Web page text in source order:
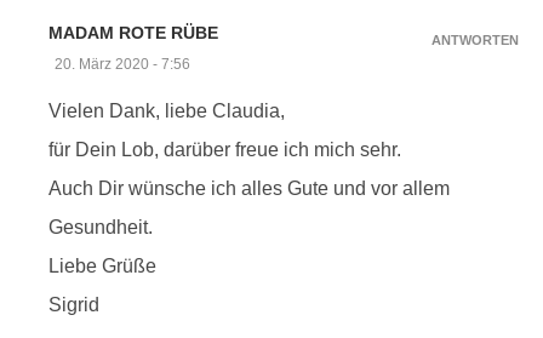
MADAM ROTE RÜBE
20. März 2020 - 7:56
Vielen Dank, liebe Claudia,
für Dein Lob, darüber freue ich mich sehr.
Auch Dir wünsche ich alles Gute und vor allem
Gesundheit.
Liebe Grüße
Sigrid
ANTWORTEN